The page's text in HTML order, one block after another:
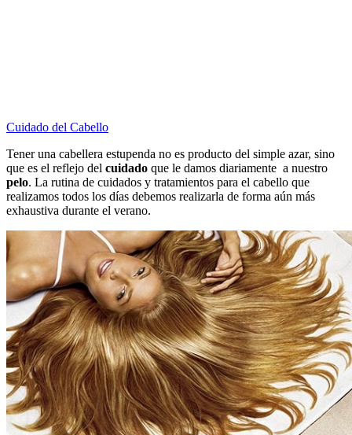
Cuidado del Cabello
Tener una cabellera estupenda no es producto del simple azar, sino
que es el reflejo del cuidado que le damos diariamente a nuestro
pelo. La rutina de cuidados y tratamientos para el cabello que
realizamos todos los días debemos realizarla de forma aún más
exhaustiva durante el verano.